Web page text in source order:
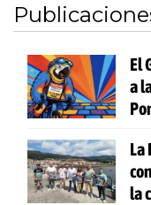
El
a
La
la